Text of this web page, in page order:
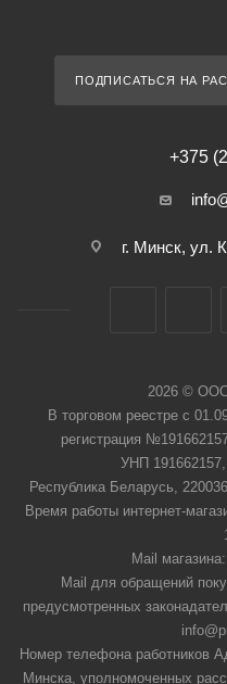
ПОДПИСАТЬСЯ НА
+375
г. Минск, ул.
2026 © ООО
В торговом реестре с
регистрация
УНП
Республика Беларусь,
Время работы интернет-
Mail
Mail для обращений
предусмотренных
Номер телефона работников
Минска, уполномоченных